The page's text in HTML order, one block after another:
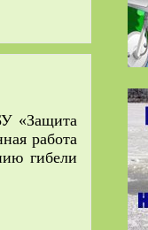
«Защита
работа
гибели